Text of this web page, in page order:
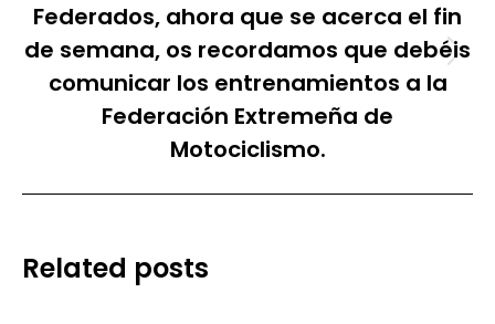
Publicación
siguiente:
Federados, ahora que se acerca el fin
de semana, os recordamos que debéis
comunicar los entrenamientos a la
Federación Extremeña de
Motociclismo.
Related posts